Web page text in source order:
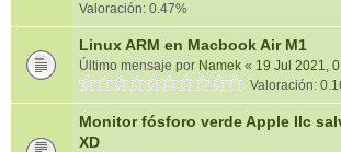
Valoración: 0.47%
Linux ARM en Macbook Air M1
Último mensaje por Namek « 19 Jul 2021,
Valoración:
Monitor fósforo verde Apple IIc
XD